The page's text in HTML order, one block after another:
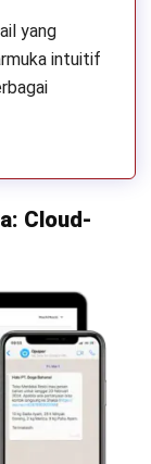
yang
intuitif
Cloud-